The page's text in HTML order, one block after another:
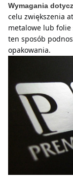
Wymagania
celu zwiększenia
metalowe lub
ten sposób
opakowania.